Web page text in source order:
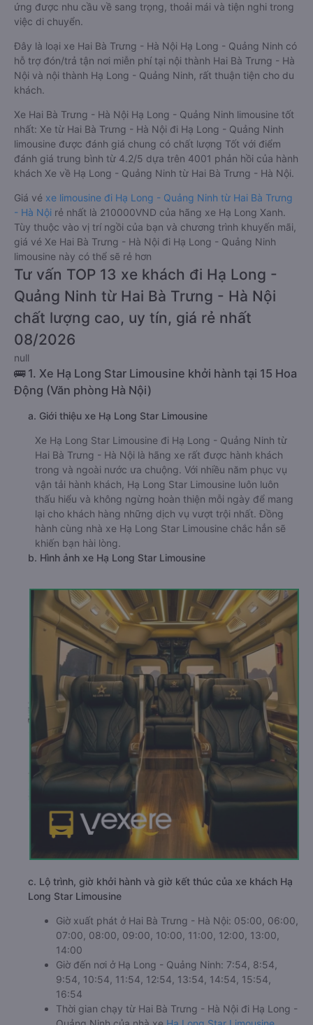
ứng được nhu cầu về sang trọng, thoải mái và tiện nghi trong
việc di chuyển.
Đây là loại xe Hai Bà Trưng - Hà Nội Hạ Long - Quảng Ninh có
hỗ trợ đón/trả tận nơi miễn phí tại nội thành Hai Bà Trưng - Hà
Nội và nội thành Hạ Long - Quảng Ninh, rất thuận tiện cho du
khách.
Xe Hai Bà Trưng - Hà Nội Hạ Long - Quảng Ninh limousine tốt
nhất: Xe từ Hai Bà Trưng - Hà Nội đi Hạ Long - Quảng Ninh
limousine được đánh giá chung có chất lượng Tốt với điểm
đánh giá trung bình từ 4.2/5 dựa trên 4001 phản hồi của hành
khách Xe về Hạ Long - Quảng Ninh từ Hai Bà Trưng - Hà Nội.
Giá vé xe limousine đi Hạ Long - Quảng Ninh từ Hai Bà Trưng
- Hà Nội rẻ nhất là 210000VND của hãng xe Hạ Long Xanh.
Tùy thuộc vào vị trí ngồi của bạn và chương trình khuyến mãi,
giá vé Xe Hai Bà Trưng - Hà Nội đi Hạ Long - Quảng Ninh
limousine này có thể sẽ rẻ hơn
Tư vấn TOP 13 xe khách đi Hạ Long -
Quảng Ninh từ Hai Bà Trưng - Hà Nội
chất lượng cao, uy tín, giá rẻ nhất
08/2026
null
🚌 1. Xe Hạ Long Star Limousine khởi hành tại 15 Hoa
Động (Văn phòng Hà Nội)
a. Giới thiệu xe Hạ Long Star Limousine
Xe Hạ Long Star Limousine đi Hạ Long - Quảng Ninh từ
Hai Bà Trưng - Hà Nội là hãng xe rất được hành khách
trong và ngoài nước ưa chuộng. Với nhiều năm phục vụ
vận tải hành khách, Hạ Long Star Limousine luôn luôn
thấu hiểu và không ngừng hoàn thiện mỗi ngày để mang
lại cho khách hàng những dịch vụ vượt trội nhất. Đồng
hành cùng nhà xe Hạ Long Star Limousine chắc hẳn sẽ
khiến bạn hài lòng.
b. Hình ảnh xe Hạ Long Star Limousine
c. Lộ trình, giờ khởi hành và giờ kết thúc của xe khách Hạ
Long Star Limousine
Giờ xuất phát ở Hai Bà Trưng - Hà Nội: 05:00, 06:00,
07:00, 08:00, 09:00, 10:00, 11:00, 12:00, 13:00,
14:00
Giờ đến nơi ở Hạ Long - Quảng Ninh: 7:54, 8:54,
9:54, 10:54, 11:54, 12:54, 13:54, 14:54, 15:54,
16:54
Thời gian chạy từ Hai Bà Trưng - Hà Nội đi Hạ Long -